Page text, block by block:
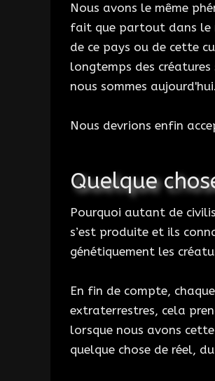
Nous avons le même
fait que partout dans le
de ce pays ou de cette
longtemps des
nous sommes aujourd'hui.
Nous devrions enfin
Quelque
Pourquoi autant de
s’est produite et ils
génétiquement les
En fin de compte,
extraterrestres, cela
lorsque nous avons
quelque chose de réel,